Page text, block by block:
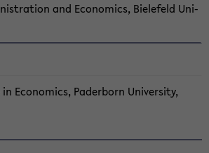
and Eco­no­mics, Bie­le­feld Uni­
Eco­no­mics, Pa­der­born Uni­ver­si­ty,